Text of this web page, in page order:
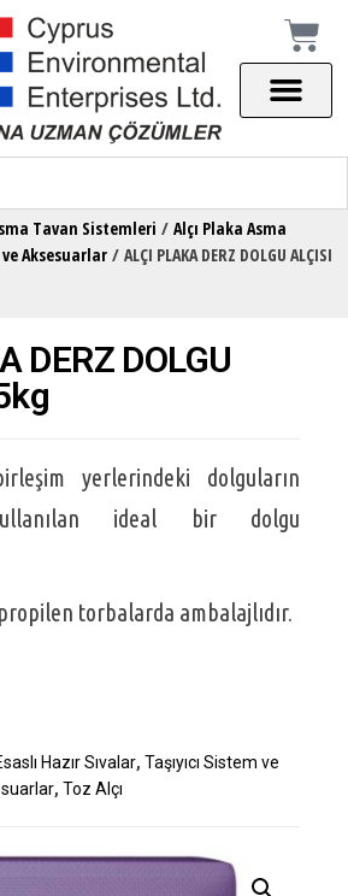
Tavan Sistemleri / Alçı Plaka Asma
ve Aksesuarlar / ALÇI PLAKA DERZ DOLGU ALÇISI
DERZ DOLGU
yerlerindeki dolguların
kullanılan ideal bir dolgu
torbalarda ambalajlıdır.
Hazır Sıvalar, Taşıyıcı Sistem ve
, Toz Alçı